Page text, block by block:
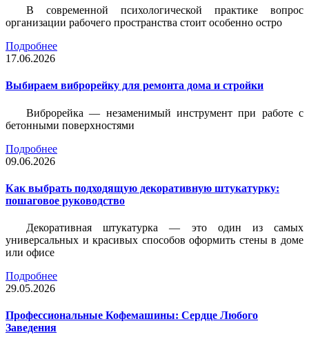
В современной психологической практике вопрос
организации рабочего пространства стоит особенно остро
Подробнее
17.06.2026
Выбираем виброрейку для ремонта дома и стройки
Виброрейка — незаменимый инструмент при работе с
бетонными поверхностями
Подробнее
09.06.2026
Как выбрать подходящую декоративную штукатурку:
пошаговое руководство
Декоративная штукатурка — это один из самых
универсальных и красивых способов оформить стены в доме
или офисе
Подробнее
29.05.2026
Профессиональные Кофемашины: Сердце Любого
Заведения